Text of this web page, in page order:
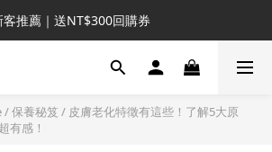
客推薦｜送NT$300回購券
客推薦｜送NT$300回購券
升VIP首推｜買4送6起
/保養秘笈 / 皮膚老化特徵有這些！了解5大原
有感！